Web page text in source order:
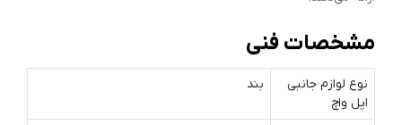
مشخصات فنی
نوع لوازم جانبی
اپل واچ
بند